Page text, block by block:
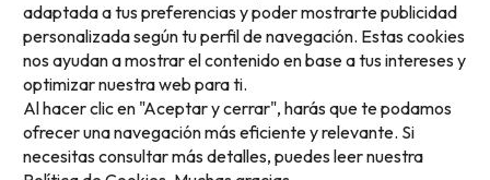
Selección de la Newsletter
Los favoritos de nuestros clientes
Métodos de pago disponibles
adaptada a tus preferencias y poder mostrarte publicidad
personalizada según tu perfil de navegación. Estas cookies
nos ayudan a mostrar el contenido en base a tus intereses y
optimizar nuestra web para ti.
Al hacer clic en "Aceptar y cerrar", harás que te podamos
ofrecer una navegación más eficiente y relevante. Si
necesitas consultar más detalles, puedes leer nuestra